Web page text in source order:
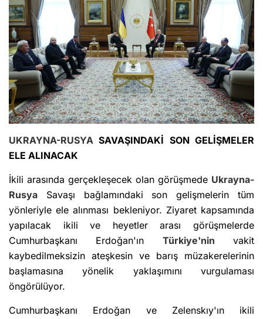
UKRAYNA-RUSYA SAVAŞINDAKİ SON GELİŞMELER
ELE ALINACAK
İkili arasında gerçekleşecek olan görüşmede Ukrayna-
Rusya Savaşı bağlamındaki son gelişmelerin tüm
yönleriyle ele alınması bekleniyor. Ziyaret kapsamında
yapılacak ikili ve heyetler arası görüşmelerde
Cumhurbaşkanı Erdoğan'ın Türkiye'nin vakit
kaybedilmeksizin ateşkesin ve barış müzakerelerinin
başlamasına yönelik yaklaşımını vurgulaması
öngörülüyor.
Cumhurbaşkanı Erdoğan ve Zelenskıy'ın ikili